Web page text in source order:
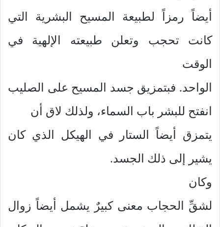
أيضاً رمزاً لطبيعة المسيح البشرية التي
كانت تحجب وتعلن طبيعته الإلهية في
الوقت
الواحد. فبتمزيق جسد المسيح على الصليب
انفتح للبشر باب السماء، ولذلك لاق أن
يتمزق أيضاً الستار في الهيكل الذي كان
يشير إلى ذلك الجسد.
وكان
لشقِّ الحجاب معنى كبيرٌ يشمل أيضاً زوال